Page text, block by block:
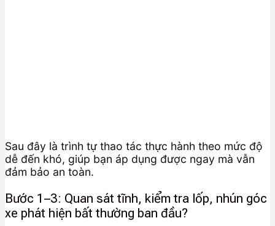
Sau đây là trình tự thao tác thực hành theo mức độ
dễ đến khó, giúp bạn áp dụng được ngay mà vẫn
đảm bảo an toàn.
Bước 1–3: Quan sát tĩnh, kiểm tra lốp, nhún góc
xe phát hiện bất thường ban đầu?